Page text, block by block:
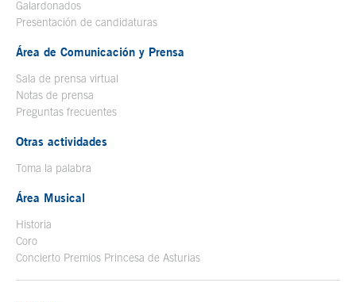
Galardonados
Presentación de candidaturas
Área de Comunicación y Prensa
Sala de prensa virtual
Notas de prensa
Preguntas frecuentes
Otras actividades
Toma la palabra
Área Musical
Historia
Coro
Concierto Premios Princesa de Asturias